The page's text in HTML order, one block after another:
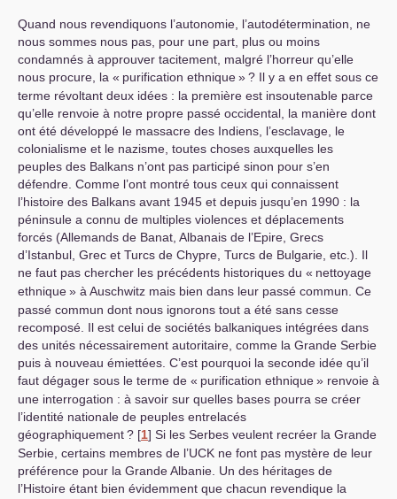
Quand nous revendiquons l’autonomie, l’autodétermination, ne
nous sommes nous pas, pour une part, plus ou moins
condamnés à approuver tacitement, malgré l’horreur qu’elle
nous procure, la « purification ethnique»? Il y a en effet sous ce
terme révoltant deux idées : la première est insoutenable parce
qu’elle renvoie à notre propre passé occidental, la manière dont
ont été développé le massacre des Indiens, l’esclavage, le
colonialisme et le nazisme, toutes choses auxquelles les
peuples des Balkans n’ont pas participé sinon pour s’en
défendre. Comme l’ont montré tous ceux qui connaissent
l’histoire des Balkans avant 1945 et depuis jusqu’en 1990 : la
péninsule a connu de multiples violences et déplacements
forcés (Allemands de Banat, Albanais de l’Epire, Grecs
d’Istanbul, Grec et Turcs de Chypre, Turcs de Bulgarie, etc.). Il
ne faut pas chercher les précédents historiques du « nettoyage
ethnique» à Auschwitz mais bien dans leur passé commun. Ce
passé commun dont nous ignorons tout a été sans cesse
recomposé. Il est celui de sociétés balkaniques intégrées dans
des unités nécessairement autoritaire, comme la Grande Serbie
puis à nouveau émiettées. C’est pourquoi la seconde idée qu’il
faut dégager sous le terme de « purification ethnique» renvoie à
une interrogation : à savoir sur quelles bases pourra se créer
l’identité nationale de peuples entrelacés
géographiquement? [1] Si les Serbes veulent recréer la Grande
Serbie, certains membres de l’UCK ne font pas mystère de leur
préférence pour la Grande Albanie. Un des héritages de
l’Histoire étant bien évidemment que chacun revendique la